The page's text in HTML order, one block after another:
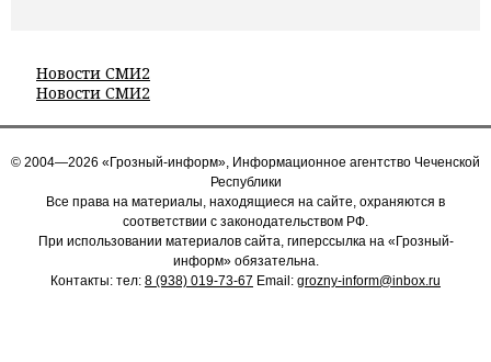
Новости СМИ2
Новости СМИ2
© 2004—2026 «Грозный-информ», Информационное агентство Чеченской
Республики
Все права на материалы, находящиеся на сайте, охраняются в
соответствии с законодательством РФ.
При использовании материалов сайта, гиперссылка на «Грозный-
информ» обязательна.
Контакты: тел: 8 (938) 019-73-67 Email: grozny-inform@inbox.ru